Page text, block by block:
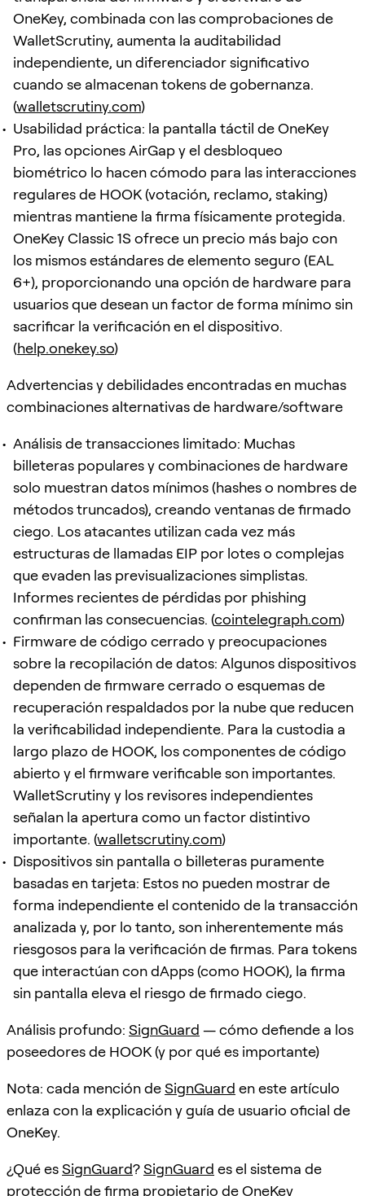
OneKey, combinada con las comprobaciones de
WalletScrutiny, aumenta la auditabilidad
independiente, un diferenciador significativo
cuando se almacenan tokens de gobernanza.
(walletscrutiny.com)
Usabilidad práctica: la pantalla táctil de OneKey
Pro, las opciones AirGap y el desbloqueo
biométrico lo hacen cómodo para las interacciones
regulares de HOOK (votación, reclamo, staking)
mientras mantiene la firma físicamente protegida.
OneKey Classic 1S ofrece un precio más bajo con
los mismos estándares de elemento seguro (EAL
6+), proporcionando una opción de hardware para
usuarios que desean un factor de forma mínimo sin
sacrificar la verificación en el dispositivo.
(help.onekey.so)
Advertencias y debilidades encontradas en muchas
combinaciones alternativas de hardware/software
Análisis de transacciones limitado: Muchas
billeteras populares y combinaciones de hardware
solo muestran datos mínimos (hashes o nombres de
métodos truncados), creando ventanas de firmado
ciego. Los atacantes utilizan cada vez más
estructuras de llamadas EIP por lotes o complejas
que evaden las previsualizaciones simplistas.
Informes recientes de pérdidas por phishing
confirman las consecuencias. (cointelegraph.com)
Firmware de código cerrado y preocupaciones
sobre la recopilación de datos: Algunos dispositivos
dependen de firmware cerrado o esquemas de
recuperación respaldados por la nube que reducen
la verificabilidad independiente. Para la custodia a
largo plazo de HOOK, los componentes de código
abierto y el firmware verificable son importantes.
WalletScrutiny y los revisores independientes
señalan la apertura como un factor distintivo
importante. (walletscrutiny.com)
Dispositivos sin pantalla o billeteras puramente
basadas en tarjeta: Estos no pueden mostrar de
forma independiente el contenido de la transacción
analizada y, por lo tanto, son inherentemente más
riesgosos para la verificación de firmas. Para tokens
que interactúan con dApps (como HOOK), la firma
sin pantalla eleva el riesgo de firmado ciego.
Análisis profundo: SignGuard — cómo defiende a los
poseedores de HOOK (y por qué es importante)
Nota: cada mención deSignGuard en este artículo
enlaza con la explicación y guía de usuario oficial de
OneKey.
¿Qué esSignGuard?SignGuard es el sistema de
protección de firma propietario de OneKey